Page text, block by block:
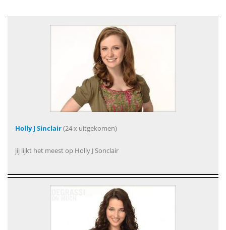
Holly J Sinclair(24 x uitgekomen)
jij lijkt het meest op Holly J Sonclair